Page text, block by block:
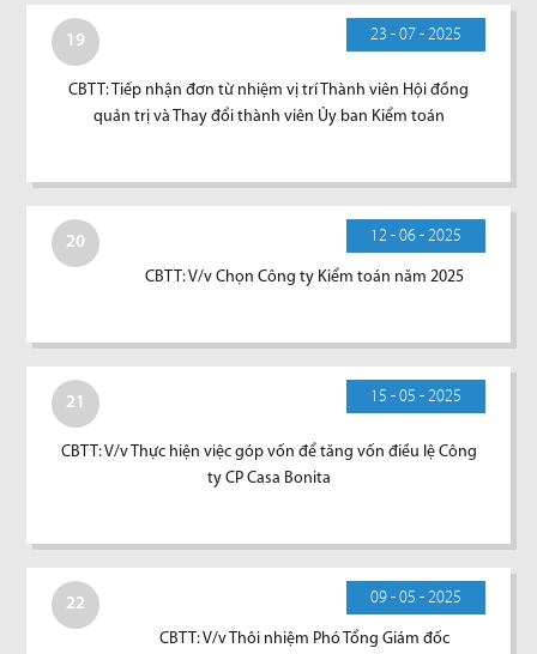
19 23 - 07 - 2025
CBTT: Tiếp nhận đơn từ nhiệm vị trí Thành viên Hội đồng
quản trị và Thay đổi thành viên Ủy ban Kiểm toán
20 12 - 06 - 2025
CBTT: V/v Chọn Công ty Kiểm toán năm 2025
21 15 - 05 - 2025
CBTT: V/v Thực hiện việc góp vốn để tăng vốn điều lệ Công
ty CP Casa Bonita
22 09 - 05 - 2025
CBTT: V/v Thôi nhiệm Phó Tổng Giám đốc